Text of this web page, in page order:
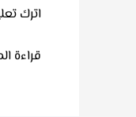
اترك
حقوقك
التعاقد
قراءة